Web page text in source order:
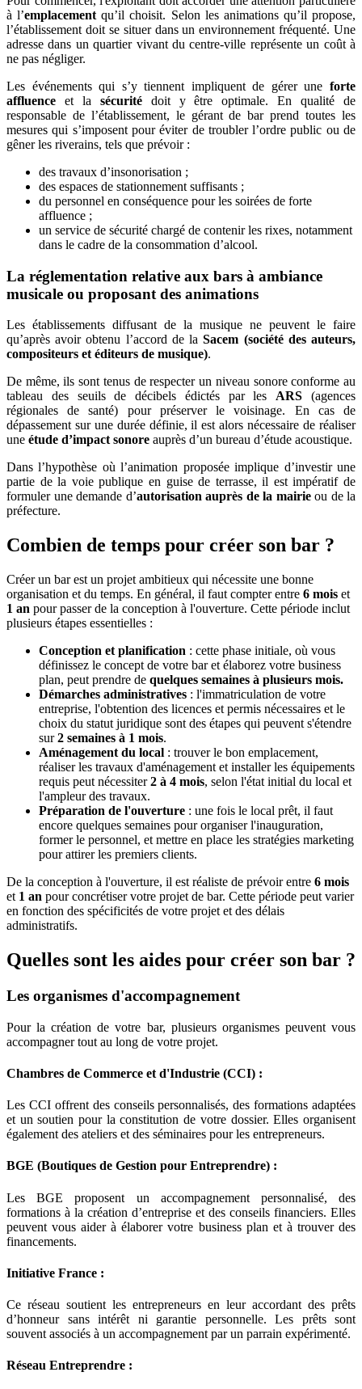
à l’emplacement qu’il choisit. Selon les animations qu’il propose,
l’établissement doit se situer dans un environnement fréquenté. Une
adresse dans un quartier vivant du centre-ville représente un coût à
ne pas négliger.
Les événements qui s’y tiennent impliquent de gérer une forte
affluence et la sécuritédoit y être optimale. En qualité de
responsable de l’établissement, le gérant de bar prend toutes les
mesures qui s’imposent pour éviter de troubler l’ordre public ou de
gêner les riverains, tels que prévoir :
des travaux d’insonorisation ;
des espaces de stationnement suffisants ;
du personnel en conséquence pour les soirées de forte
affluence ;
un service de sécurité chargé de contenir les rixes, notamment
dans le cadre de la consommation d’alcool.
La réglementation relative aux bars à ambiance
musicale ou proposant des animations
Les établissements diffusant de la musique ne peuvent le faire
qu’après avoir obtenu l’accord de laSacem (société des auteurs,
compositeurs et éditeurs de musique).
De même, ils sont tenus de respecter un niveau sonore conforme au
tableau des seuils de décibels édictés par les ARS (agences
régionales de santé) pour préserver le voisinage. En cas de
dépassement sur une durée définie, il est alors nécessaire de réaliser
une étude d’impact sonore auprès d’un bureau d’étude acoustique.
Dans l’hypothèse où l’animation proposée implique d’investir une
partie de la voie publique en guise de terrasse, il est impératif de
formuler une demande d’autorisation auprès de la mairieou de la
préfecture.
Combien de temps pour créer son bar ?
Créer un bar est un projet ambitieux qui nécessite une bonne
organisation et du temps. En général, il faut compter entre 6 mois et
1 an pour passer de la conception à l'ouverture. Cette période inclut
plusieurs étapes essentielles :
Conception et planification : cette phase initiale, où vous
définissez le concept de votre bar et élaborez votre business
plan, peut prendre de quelques semaines à plusieurs mois.
Démarches administratives : l'immatriculation de votre
entreprise, l'obtention des licences et permis nécessaires et le
choix du statut juridique sont des étapes qui peuvent s'étendre
sur2 semaines à 1 mois.
Aménagement du local : trouver le bon emplacement,
réaliser les travaux d'aménagement et installer les équipements
requis peut nécessiter2 à 4 mois, selon l'état initial du local et
l'ampleur des travaux.
Préparation de l'ouverture : une fois le local prêt, il faut
encore quelques semaines pour organiser l'inauguration,
former le personnel, et mettre en place les stratégies marketing
pour attirer les premiers clients.
De la conception à l'ouverture, il est réaliste de prévoir entre 6 mois
et 1 an pour concrétiser votre projet de bar. Cette période peut varier
en fonction des spécificités de votre projet et des délais
administratifs.
Quelles sont les aides pour créer son bar ?
Les organismes d'accompagnement
Pour la création de votre bar, plusieurs organismes peuvent vous
accompagner tout au long de votre projet.
Chambres de Commerce et d'Industrie (CCI) :
Les CCI offrent des conseils personnalisés, des formations adaptées
et un soutien pour la constitution de votre dossier. Elles organisent
également des ateliers et des séminaires pour les entrepreneurs.
BGE (Boutiques de Gestion pour Entreprendre) :
Les BGE proposent un accompagnement personnalisé, des
formations à la création d’entreprise et des conseils financiers. Elles
peuvent vous aider à élaborer votre business plan et à trouver des
financements.
Initiative France :
Ce réseau soutient les entrepreneurs en leur accordant des prêts
d’honneur sans intérêt ni garantie personnelle. Les prêts sont
souvent associés à un accompagnement par un parrain expérimenté.
Réseau Entreprendre :